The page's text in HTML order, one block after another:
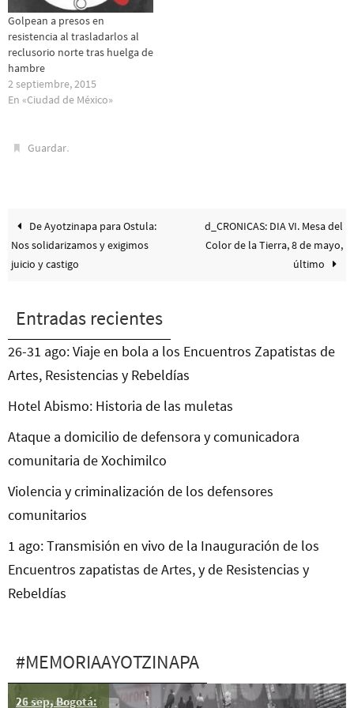
Golpean a presos en
resistencia al trasladarlos al
reclusorio norte tras huelga de
hambre
2 septiembre, 2015
En «Ciudad de México»
Guardar.
De Ayotzinapa para Ostula:
Nos solidarizamos y exigimos
juicio y castigo
d_CRONICAS: DIA VI. Mesa del
Color de la Tierra, 8 de mayo,
último
Entradas recientes
26-31 ago: Viaje en bola a los Encuentros Zapatistas de
Artes, Resistencias y Rebeldías
Hotel Abismo: Historia de las muletas
Ataque a domicilio de defensora y comunicadora
comunitaria de Xochimilco
Violencia y criminalización de los defensores
comunitarios
1 ago: Transmisión en vivo de la Inauguración de los
Encuentros zapatistas de Artes, y de Resistencias y
Rebeldías
#MEMORIAAYOTZINAPA
26 sep, Bogotá:
22-27 nov: